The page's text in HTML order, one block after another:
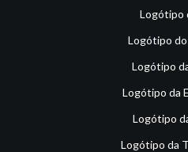
Logótipo
Logótipo
Logótipo
Logótipo da
Logótipo
Logótipo da